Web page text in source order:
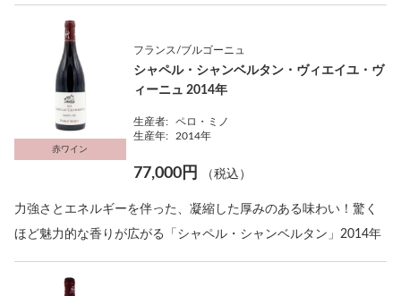
赤ワイン
フランス/ブルゴーニュ
シャペル・シャンベルタン・ヴィエイユ・ヴ
ィーニュ 2014年
生産者:
ペロ・ミノ
生産年:
2014年
77,000円 （税込）
力強さとエネルギーを伴った、凝縮した厚みのある味わい！驚く
ほど魅力的な香りが広がる「シャペル・シャンベルタン」2014年